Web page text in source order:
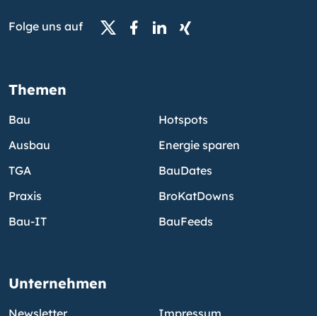
Folge uns auf
Themen
Bau
Ausbau
TGA
Praxis
Bau-IT
Hotspots
Energie sparen
BauDates
BroKatDowns
BauFeeds
Unternehmen
Newsletter Impressum